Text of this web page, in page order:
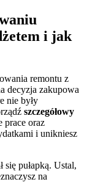
i jak
remontu z
decyzja zakupowa
nie były
szczegółowy
prace oraz
i unikniesz
się pułapką. Ustal,
na